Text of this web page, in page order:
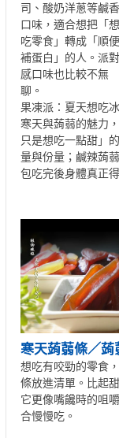
司、酸奶洋蔥等鹹香
口味，適合想把「想
吃零食」轉成「順便
補蛋白」的人。派對
感口味也比較不無
聊。
果凍派：夏天想吃
寒天與蒟蒻的魅力
只是想吃一點甜」
量與份量；鹹辣蒟
包吃完後身體真正
寒天蒟蒻條／蒟
想吃有咬勁的零食
條放進清單。比起
它更像嘴饞時的咀
合慢慢吃。